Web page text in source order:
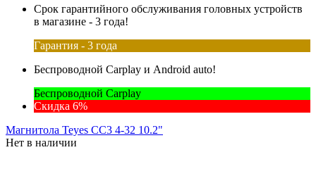
Срок гарантийного обслуживания головных устройств
в магазине - 3 года!
Гарантия - 3 года
Беспроводной Carplay и Android auto!
Беспроводной Carplay
Скидка 6%
Магнитола Teyes CC3 4-32 10.2"
Нет в наличии